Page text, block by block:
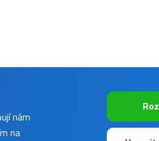
nám
na